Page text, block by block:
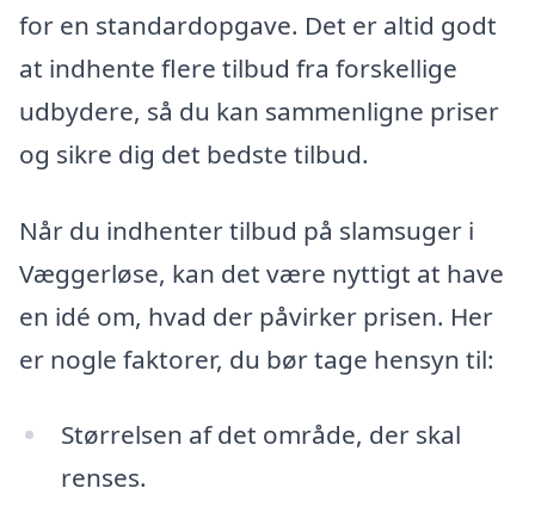
for en standardopgave. Det er altid godt
at indhente flere tilbud fra forskellige
udbydere, så du kan sammenligne priser
og sikre dig det bedste tilbud.
Når du indhenter tilbud på slamsuger i
Væggerløse, kan det være nyttigt at have
en idé om, hvad der påvirker prisen. Her
er nogle faktorer, du bør tage hensyn til:
Størrelsen af det område, der skal
renses.